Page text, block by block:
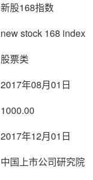
新股168指数
new stock 168 index
股票类
2017年08月01日
1000.00
2017年12月01日
中国上市公司研究院